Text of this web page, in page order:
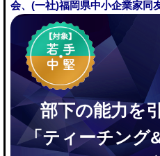
会、(一社)福岡県中小企業家同
部下の能力を
「ティーチング